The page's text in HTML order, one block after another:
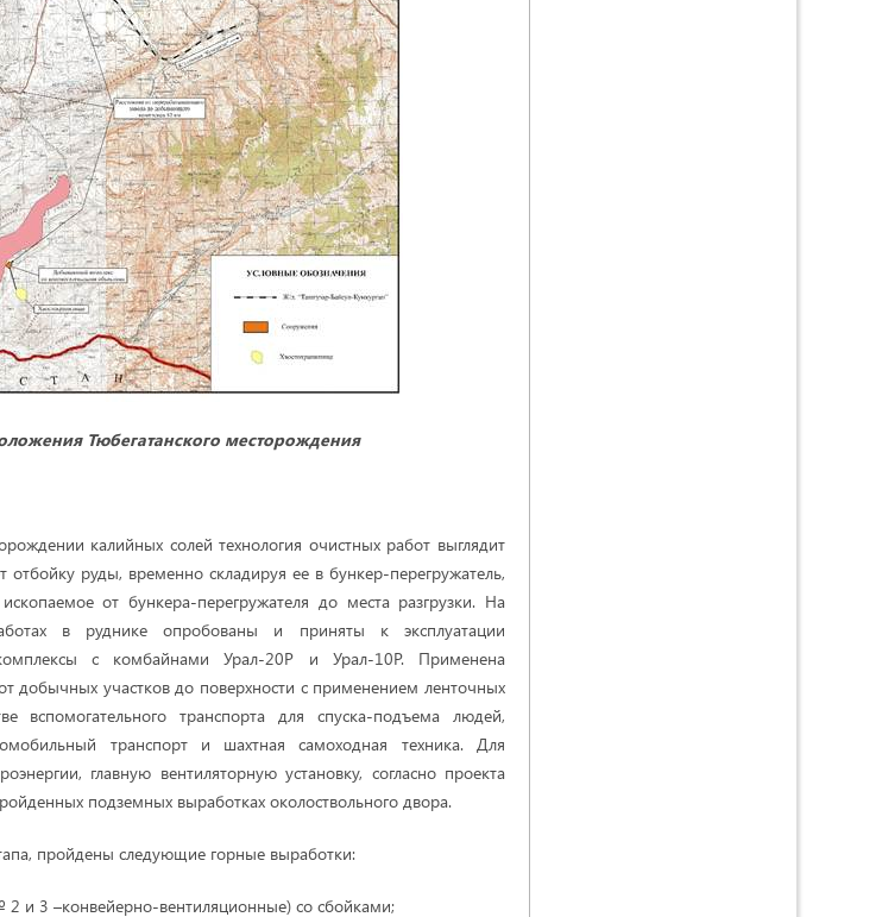
Тюбегатанского месторождения
калийных солей технология очистных работ выглядит
руды, временно складируя ее в бункер-перегружатель,
от бункера-перегружателя до места разгрузки. На
в руднике опробованы и приняты к эксплуатации
с комбайнами Урал-20Р и Урал-10Р. Применена
добычных участков до поверхности с применением ленточных
вспомогательного транспорта для спуска-подъема людей,
транспорт и шахтная самоходная техника. Для
главную вентиляторную установку, согласно проекта
подземных выработках околоствольного двора.
пройдены следующие горные выработки:
и 3 –конвейерно-вентиляционные) со сбойками;